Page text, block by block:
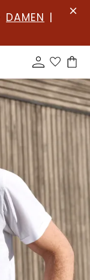
DAMEN |